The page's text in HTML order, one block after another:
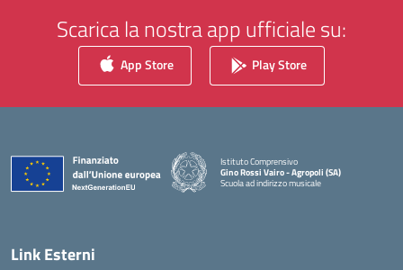
Scarica la nostra app ufficiale su:
App Store Play Store
Istituto Comprensivo
Gino Rossi Vairo - Agropoli (SA)
Scuola ad indirizzo musicale
Link Esterni